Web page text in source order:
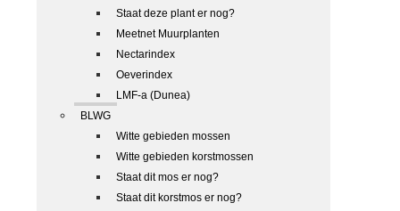
Staat deze plant er nog?
Meetnet Muurplanten
Nectarindex
Oeverindex
LMF-a (Dunea)
BLWG
Witte gebieden mossen
Witte gebieden korstmossen
Staat dit mos er nog?
Staat dit korstmos er nog?